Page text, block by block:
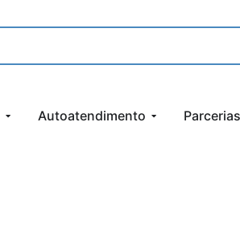
Autoatendimento Parcerias